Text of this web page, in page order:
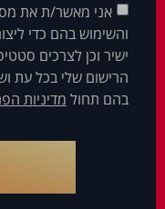
אני מאשר/ת את
והשימוש בהם כדי
ישיר וכן לצרכים
הרישום שלי בכל עת
בהם תחול מדיניות